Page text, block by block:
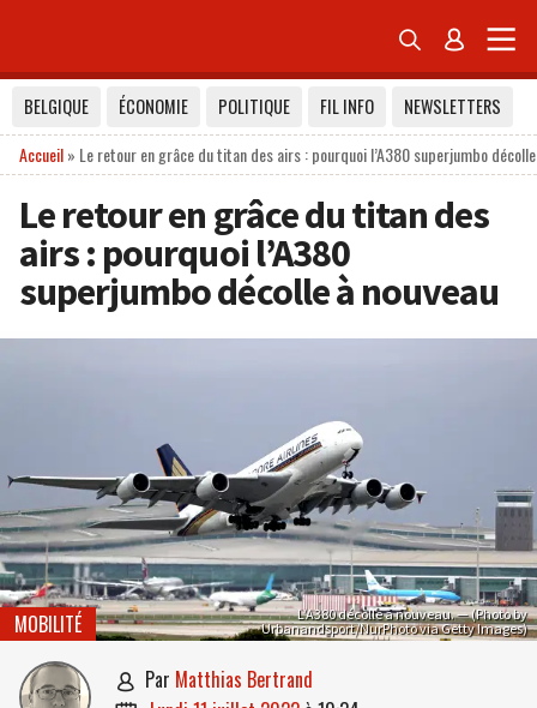
 
BELGIQUE ÉCONOMIE POLITIQUE FIL INFO
NEWSLETTERS
Accueil» Le retour en grâce du titan des airs : pourquoi l’A380 superjumbo décolle
Le retour en grâce du titan des
airs : pourquoi l’A380
superjumbo décolle à nouveau
L’A380 décolle à nouveau. — (Photo by
Urbanandsport/NurPhoto via Getty Images)
MOBILITÉ
 par Matthias Bertrand